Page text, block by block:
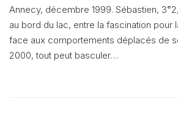
Annecy, décembre 1999. Sébastien,
au bord du lac, entre la fascination
face aux comportements déplacés de
2000, tout peut basculer…